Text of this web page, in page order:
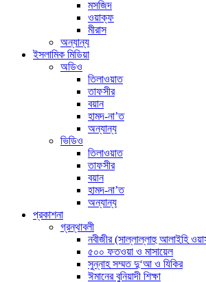
মসজিদ
ওয়াক্ফ
মীরাস
অন্যান্য
ইসলামিক মিডিয়া
অডিও
তিলাওয়াত
তাফসীর
বয়ান
হামদ-না’ত
অন্যান্য
ভিডিও
তিলাওয়াত
তাফসীর
বয়ান
হামদ-না’ত
অন্যান্য
প্রকাশনা
গ্রন্থাবলী
নবীজীর (সাল্লাল্লাহু আলাইহি
৫০০ ফতওয়া ও মাসায়েল
সুন্নাহ সম্মত দু‘আ ও যিকির
ঈমানের বুনিয়াদী শিক্ষা